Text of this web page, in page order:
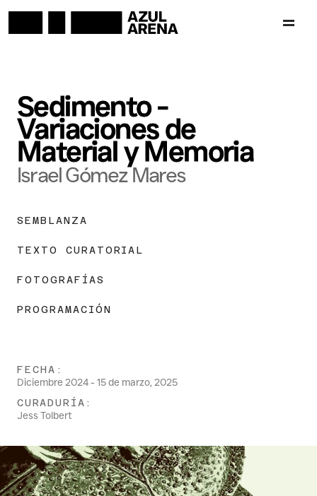
Sedimento -
Variaciones de
Material y Memoria
Israel Gómez Mares
SEMBLANZA
TEXTO CURATORIAL
FOTOGRAFÍAS
PROGRAMACIÓN
FECHA:
Diciembre 2024 - 15 de marzo, 2025
CURADURÍA:
Jess Tolbert